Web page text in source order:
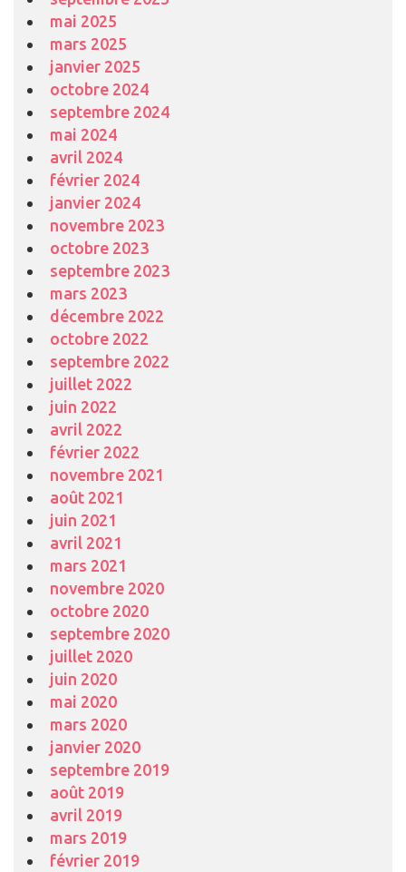
mai 2025
mars 2025
janvier 2025
octobre 2024
septembre 2024
mai 2024
avril 2024
février 2024
janvier 2024
novembre 2023
octobre 2023
septembre 2023
mars 2023
décembre 2022
octobre 2022
septembre 2022
juillet 2022
juin 2022
avril 2022
février 2022
novembre 2021
août 2021
juin 2021
avril 2021
mars 2021
novembre 2020
octobre 2020
septembre 2020
juillet 2020
juin 2020
mai 2020
mars 2020
janvier 2020
septembre 2019
août 2019
avril 2019
mars 2019
février 2019